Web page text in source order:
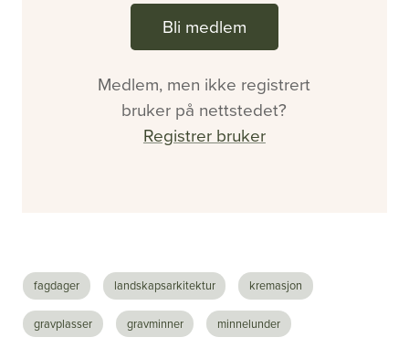
#2 - 2026 - Årgang 57
Nå vet de hvor det er farlig
Bli medlem
Medlem, men ikke registrert
bruker på nettstedet?
Registrer bruker
fagdager landskapsarkitektur kremasjon
gravplasser gravminner minnelunder